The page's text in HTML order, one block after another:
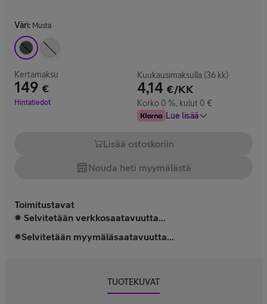
Väri: Musta
Kertamaksu
149 €
Hinta 149 €
Hintatiedot
Kuukausimaksulla (36 kk)
4,14 €/KK
Korko 0 %, kulut 0 €
Lue lisää
Lisää ostoskoriin
Nouda heti myymälästä
Toimitustavat
Selvitetään verkkosaatavuutta...
Selvitetään myymäläsaatavuutta...
TUOTEKUVAT